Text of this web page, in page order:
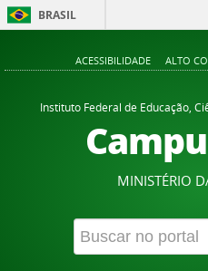
BRASIL
ACESSIBILIDADE ALTO
Instituto Federal de Educação,
MINISTÉRIO